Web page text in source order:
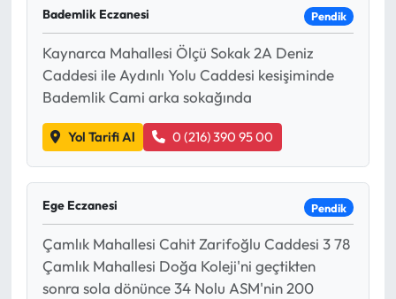
Bademlik Eczanesi Pendik
Kaynarca Mahallesi Ölçü Sokak 2A Deniz
Caddesi ile Aydınlı Yolu Caddesi kesişiminde
Bademlik Cami arka sokağında
Yol Tarifi Al 0 (216) 390 95 00
Ege Eczanesi Pendik
Çamlık Mahallesi Cahit Zarifoğlu Caddesi 3 78
Çamlık Mahallesi Doğa Koleji'ni geçtikten
sonra sola dönünce 34 Nolu ASM'nin 200